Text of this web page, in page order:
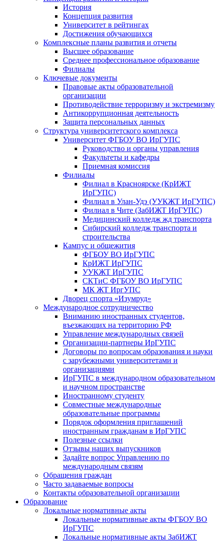
История
Концепция развития
Университет в рейтингах
Достижения обучающихся
Комплексные планы развития и отчеты
Высшее образование
Среднее профессиональное образование
Филиалы
Ключевые документы
Правовые акты образовательной
организации
Противодействие терроризму и экстремизму
Антикоррупционная деятельность
Защита персональных данных
Структура университетского комплекса
Университет ФГБОУ ВО ИрГУПС
Руководство и органы управления
Факультеты и кафедры
Приемная комиссия
Филиалы
Филиал в Красноярске (КрИЖТ
ИрГУПС)
Филиал в Улан-Удэ (УУКЖТ ИрГУПС)
Филиал в Чите (ЗабИЖТ ИрГУПС)
Медицинский колледж жд транспорта
Сибирский колледж транспорта и
строительства
Кампус и общежития
ФГБОУ ВО ИрГУПС
КрИЖТ ИрГУПС
УУКЖТ ИрГУПС
СКТиС ФГБОУ ВО ИрГУПС
МК ЖТ ИргУПС
Дворец спорта «Изумруд»
Международное сотрудничество
Вниманию иностранных студентов,
въезжающих на территорию РФ
Управление международных связей
Организации-партнеры ИрГУПС
Договоры по вопросам образования и науки
с зарубежными университетами и
организациями
ИрГУПС в международном образовательном
и научном пространстве
Иностранному студенту
Совместные международные
образовательные программы
Порядок оформления приглашений
иностранным гражданам в ИрГУПС
Полезные ссылки
Отзывы наших выпускников
Задайте вопрос Управлению по
международным связям
Обращения граждан
Часто задаваемые вопросы
Контакты образовательной организации
Образование
Локальные нормативные акты
Локальные нормативные акты ФГБОУ ВО
ИрГУПС
Локальные нормативные акты ЗабИЖТ